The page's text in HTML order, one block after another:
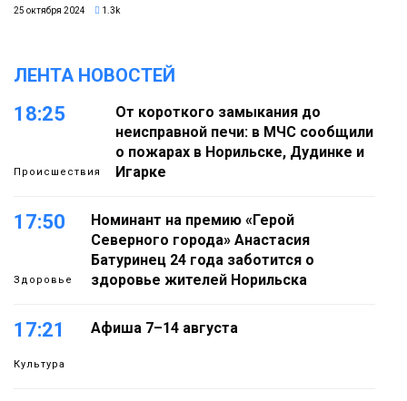
25 октября 2024 1.3k
ЛЕНТА НОВОСТЕЙ
18:25
Происшествия
От короткого замыкания до
неисправной печи: в МЧС сообщили
о пожарах в Норильске, Дудинке и
Игарке
17:50
Здоровье
Номинант на премию «Герой
Северного города» Анастасия
Батуринец 24 года заботится о
здоровье жителей Норильска
17:21
Культура
Афиша 7–14 августа